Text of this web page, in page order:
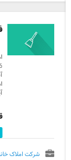
شرکت املاک خانه